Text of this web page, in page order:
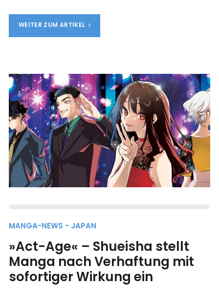
WEITER ZUM ARTIKEL
MANGA-NEWS - JAPAN
»Act-Age« – Shueisha stellt
Manga nach Verhaftung mit
sofortiger Wirkung ein